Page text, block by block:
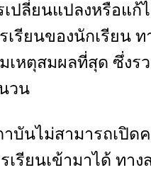
ปลี่ยนแปลงหรือแก้
เรียนของนักเรียน
เหตุสมผลที่สุด ซึ่งร
วน
บันไม่สามารถเปิด
เรียนเข้ามาได้ ทา